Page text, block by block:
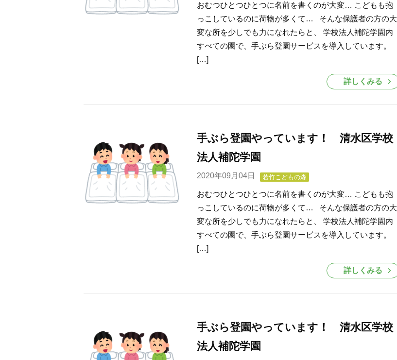
おむつひとつひとつに名前を書くのが大変… こどもも抱
っこしているのに荷物が多くて… そんな保護者の方の大
変な所を少しでも力になれたらと、 学校法人補陀学園内
すべての園で、手ぶら登園サービスを導入しています。
[…]
詳しくみる
手ぶら登園やっています！ 清水区学校
法人補陀学園
2020年09月04日 若竹こどもの森
おむつひとつひとつに名前を書くのが大変… こどもも抱
っこしているのに荷物が多くて… そんな保護者の方の大
変な所を少しでも力になれたらと、 学校法人補陀学園内
すべての園で、手ぶら登園サービスを導入しています。
[…]
詳しくみる
手ぶら登園やっています！ 清水区学校
法人補陀学園